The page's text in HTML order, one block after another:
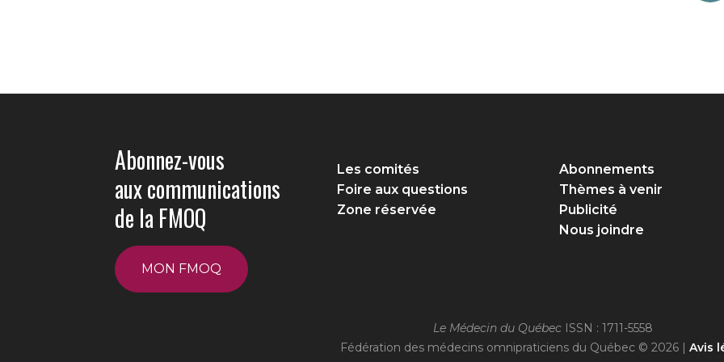
Abonnez-vous
aux communications
de la FMOQ
MON FMOQ
Les comités
Foire aux questions
Zone réservée
Abonnements
Thèmes à venir
Publicité
Nous joindre
Le Médecin du Québec ISSN : 1711-5558
Fédération des médecins omnipraticiens du Québec © 2026 | Avis